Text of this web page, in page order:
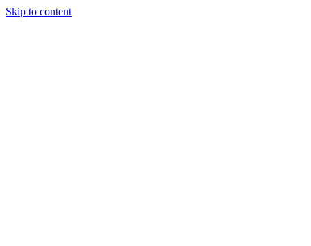
Skip to content